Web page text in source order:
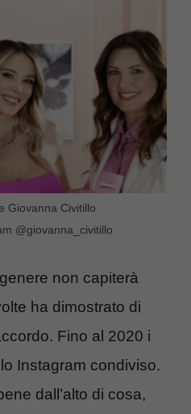
Giovanna Civitillo
@giovanna_civitillo
non capiterà
ha dimostrato di
Fino al 2020 i
Instagram condiviso.
dall’alto di cosa,